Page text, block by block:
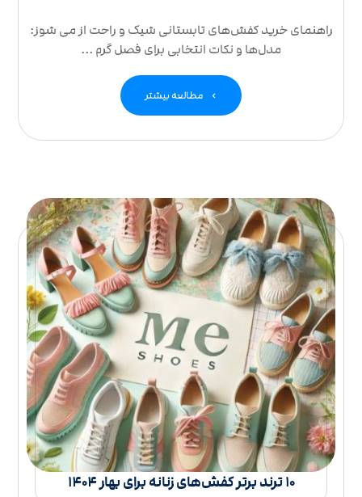
راهنمای خرید کفش‌های تابستانی شیک و راحت از می شوز:
مدل‌ها و نکات انتخابی برای فصل گرم ...
مطالعه بیشتر
10 ترند برتر کفش‌های زنانه برای بهار 1404